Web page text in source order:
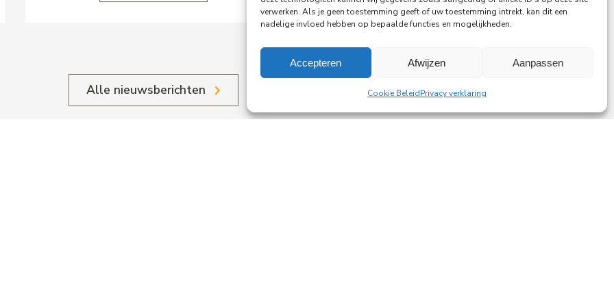
verwerken. Als je geen toestemming geeft of uw toestemming intrekt, kan dit een
nadelige invloed hebben op bepaalde functies en mogelijkheden.
Accepteren Afwijzen Aanpassen
Cookie BeleidPrivacy verklaring
Alle nieuwsberichten